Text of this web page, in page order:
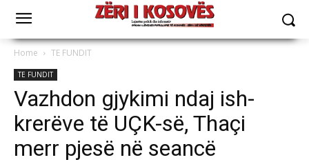
Home TE FUNDIT
TE FUNDIT
Vazhdon gjykimi ndaj ish-
krerëve të UÇK-së, Thaçi
merr pjesë në seancë